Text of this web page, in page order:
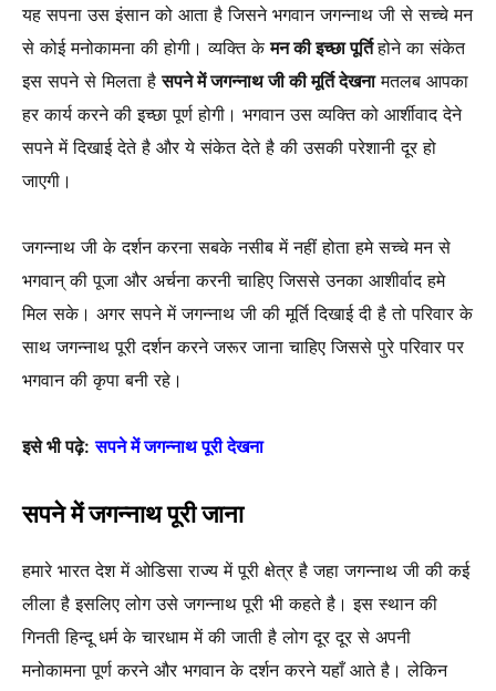
यह सपना उस इंसान को आता है जिसने भगवान जगन्नाथ जी से सच्चे मन
से कोई मनोकामना की होगी। व्यक्ति केमन की इच्छा पूर्तिहोने का संकेत
इस सपने से मिलता हैसपने में जगन्नाथ जी की मूर्ति देखनामतलब आपका
हर कार्य करने की इच्छा पूर्ण होगी। भगवान उस व्यक्ति को आर्शीवाद देने
सपने में दिखाई देते है और ये संकेत देते है की उसकी परेशानी दूर हो
जाएगी।
जगन्नाथ जी के दर्शन करना सबके नसीब में नहीं होता हमे सच्चे मन से
भगवान् की पूजा और अर्चना करनी चाहिए जिससे उनका आशीर्वाद हमे
मिल सके। अगर सपने में जगन्नाथ जी की मूर्ति दिखाई दी है तो परिवार के
साथ जगन्नाथ पूरी दर्शन करने जरूर जाना चाहिए जिससे पुरे परिवार पर
भगवान की कृपा बनी रहे।
इसे भी पढ़े: सपने में जगन्नाथ पूरी देखना
सपने में जगन्नाथ पूरी जाना
हमारे भारत देश में ओडिसा राज्य में पूरी क्षेत्र है जहा जगन्नाथ जी की कई
लीला है इसलिए लोग उसे जगन्नाथ पूरी भी कहते है। इस स्थान की
गिनती हिन्दू धर्म के चारधाम में की जाती है लोग दूर दूर से अपनी
मनोकामना पूर्ण करने और भगवान के दर्शन करने यहाँ आते है। लेकिन